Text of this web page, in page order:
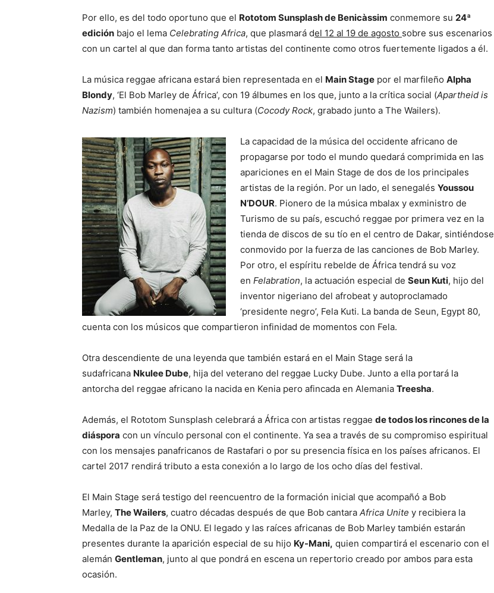
Por ello, es del todo oportuno que el Rototom Sunsplash de Benicàssim conmemore su 24ª
edición bajo el lema Celebrating Africa, que plasmará del 12 al 19 de agosto sobre sus escenarios
con un cartel al que dan forma tanto artistas del continente como otros fuertemente ligados a él.
La música reggae africana estará bien representada en el Main Stage por el marfileño Alpha
Blondy, ‘El Bob Marley de África’, con 19 álbumes en los que, junto a la crítica social (Apartheid is
Nazism) también homenajea a su cultura (Cocody Rock, grabado junto a The Wailers).
La capacidad de la música del occidente africano de
propagarse por todo el mundo quedará comprimida en las
apariciones en el Main Stage de dos de los principales
artistas de la región. Por un lado, el senegalés Youssou
N’DOUR. Pionero de la música mbalax y exministro de
Turismo de su país, escuchó reggae por primera vez en la
tienda de discos de su tío en el centro de Dakar, sintiéndose
conmovido por la fuerza de las canciones de Bob Marley.
Por otro, el espíritu rebelde de África tendrá su voz
en Felabration, la actuación especial de Seun Kuti, hijo del
inventor nigeriano del afrobeat y autoproclamado
‘presidente negro’, Fela Kuti. La banda de Seun, Egypt 80,
cuenta con los músicos que compartieron infinidad de momentos con Fela.
Otra descendiente de una leyenda que también estará en el Main Stage será la
sudafricana Nkulee Dube, hija del veterano del reggae Lucky Dube. Junto a ella portará la
antorcha del reggae africano la nacida en Kenia pero afincada en Alemania Treesha.
Además, el Rototom Sunsplash celebrará a África con artistas reggae de todos los rincones de la
diáspora con un vínculo personal con el continente. Ya sea a través de su compromiso espiritual
con los mensajes panafricanos de Rastafari o por su presencia física en los países africanos. El
cartel 2017 rendirá tributo a esta conexión a lo largo de los ocho días del festival.
El Main Stage será testigo del reencuentro de la formación inicial que acompañó a Bob
Marley, The Wailers, cuatro décadas después de que Bob cantara Africa Unite y recibiera la
Medalla de la Paz de la ONU. El legado y las raíces africanas de Bob Marley también estarán
presentes durante la aparición especial de su hijo Ky-Mani, quien compartirá el escenario con el
alemán Gentleman, junto al que pondrá en escena un repertorio creado por ambos para esta
ocasión.